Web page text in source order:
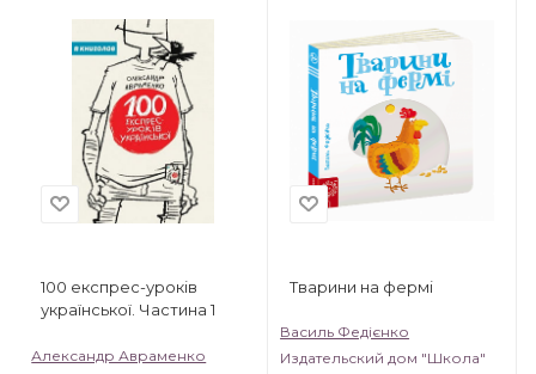
100 експрес-уроків
української. Частина 1
Александр Авраменко
Тварини на фермі
Василь Федієнко
Издательский дом "Школа"